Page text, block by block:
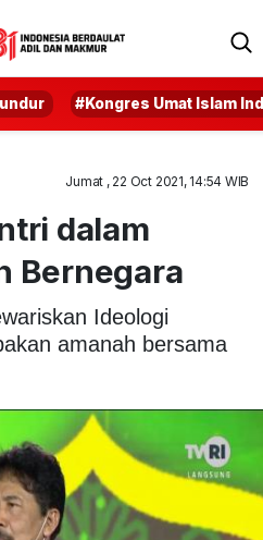
#Kongres Umat Islam
Jumat , 22 Oct 2021, 14:54 WIB
dalam
Bernegara
Ideologi
amanah bersama